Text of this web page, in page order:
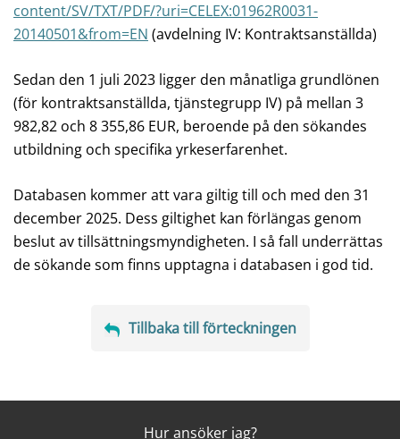
content/SV/TXT/PDF/?uri=CELEX:01962R0031-
20140501&from=EN (avdelning IV: Kontraktsanställda)
Sedan den 1 juli 2023 ligger den månatliga grundlönen
(för kontraktsanställda, tjänstegrupp IV) på mellan 3
982,82 och 8 355,86 EUR, beroende på den sökandes
utbildning och specifika yrkeserfarenhet.
Databasen kommer att vara giltig till och med den 31
december 2025. Dess giltighet kan förlängas genom
beslut av tillsättningsmyndigheten. I så fall underrättas
de sökande som finns upptagna i databasen i god tid.
Tillbaka till förteckningen
Hur ansöker jag?